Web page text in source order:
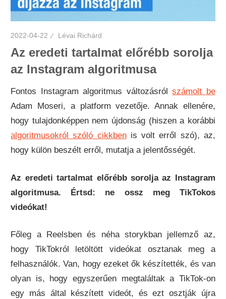
2022-04-22 Lévai Richárd
Az eredeti tartalmat előrébb sorolja
az Instagram algoritmusa
Fontos Instagram algoritmus változásrólszámolt be
Adam Moseri, a platform vezetője. Annak ellenére,
hogy tulajdonképpen nem újdonság (hiszen a korábbi
algoritmusokról szóló cikkbenis volt erről szó), az,
hogy külön beszélt erről, mutatja a jelentősségét.
Az eredeti tartalmat előrébb sorolja az Instagram
algoritmusa. Értsd: ne ossz meg TikTokos
videókat!
Főleg a Reelsben és néha storykban jellemző az,
hogy TikTokról letöltött videókat osztanak meg a
felhasználók. Van, hogy ezeket ők készítették, és van
olyan is, hogy egyszerűen megtaláltak a TikTok-on
egy más által készített videót, és ezt osztják újra